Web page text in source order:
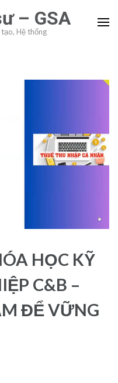
– GSA
Hệ thống
HỌC KỸ
C&B –
ĐỂ VỮNG